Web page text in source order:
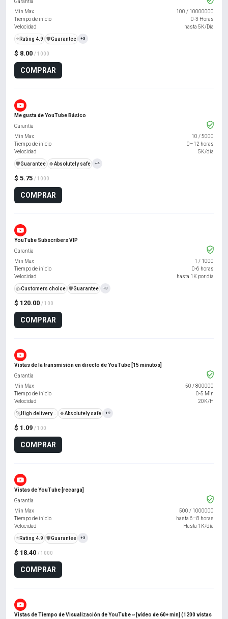
$ 8.00 / 1000
COMPRAR
Min Max
100 / 10000000
Tiempo de inicio
0-3 Horas
Velocidad
hasta 5K/Día
⭐ Rating 4.9 ️🛡️Guarantee +3
Me gusta de YouTube Básico
$ 5.75 / 1000
COMPRAR
Garantía
Min Max
10 /5000
Tiempo de inicio
0–12 horas
Velocidad
5K/día
️🛡️Guarantee 🍀Absolutely safe +4
YouTube Subscribers VIP
$ 120.00 / 100
COMPRAR
Garantía
Min Max
1 / 1000
Tiempo de inicio
0-6 horas
Velocidad
hasta 1K por día
👍Customers choice ️🛡️Guarantee +3
Vistas de la transmisión en directo de YouTube [15 minutos]
$ 1.09 / 100
COMPRAR
Garantía
Min Max
50 /800000
Tiempo de inicio
0-5 Min
Velocidad
20K/H
🚀High delivery... 🍀Absolutely safe +2
Vistas de YouTube [recarga]
$ 18.40 / 1000
COMPRAR
Garantía
Min Max
500 / 1000000
Tiempo de inicio
hasta 6–8 horas
Velocidad
Hasta 1K/día
⭐ Rating 4.9 ️🛡️Guarantee +3
Vistas de Tiempo de Visualización de YouTube ~ [vídeo de 60+ min] (1200 vistas